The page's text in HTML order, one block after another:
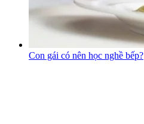
Con gái có nên học nghề bếp?